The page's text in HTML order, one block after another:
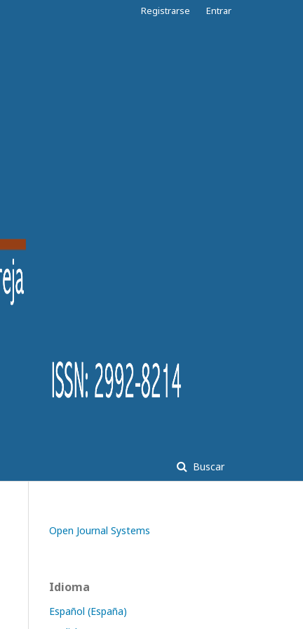
Buscar
Registrarse Entrar
Open Journal Systems
Idioma
Español (España)